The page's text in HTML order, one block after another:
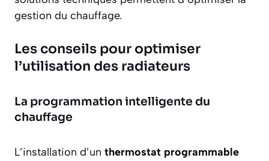
gestion du chauffage.
Les conseils pour optimiser
l’utilisation des radiateurs
La programmation intelligente du
chauffage
L’installation d’un thermostat programmable